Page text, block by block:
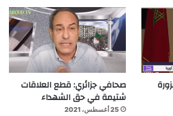
صحافي جزائري: قطع العلاقات
شتيمة في حق الشهداء
25 أغسطس، 2021